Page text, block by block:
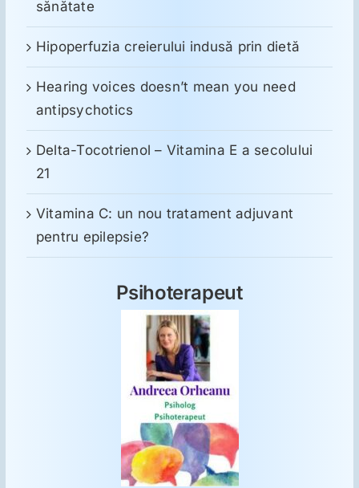
sănătate
Hipoperfuzia creierului indusă prin dietă
Hearing voices doesn’t mean you need
antipsychotics
Delta-Tocotrienol – Vitamina E a secolului
21
Vitamina C: un nou tratament adjuvant
pentru epilepsie?
Psihoterapeut